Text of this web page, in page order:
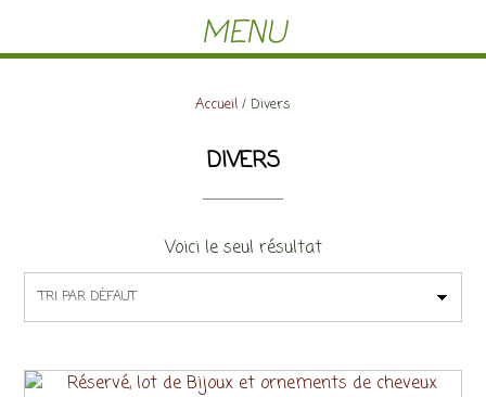
MENU
Accueil / Divers
DIVERS
Voici le seul résultat